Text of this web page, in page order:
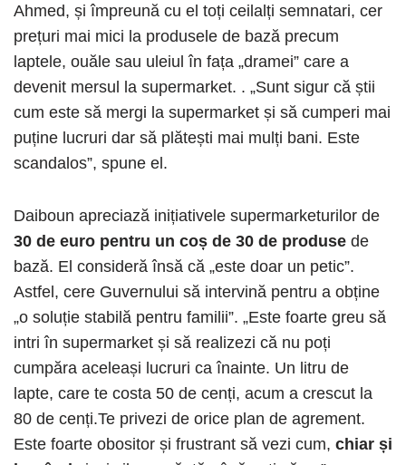
Ahmed, și împreună cu el toți ceilalți semnatari, cer
prețuri mai mici la produsele de bază precum
laptele, ouăle sau uleiul în fața „dramei” care a
devenit mersul la supermarket. . „Sunt sigur că știi
cum este să mergi la supermarket și să cumperi mai
puține lucruri dar să plătești mai mulți bani. Este
scandalos”, spune el.
Daiboun apreciază inițiativele supermarketurilor de
30 de euro pentru un coș de 30 de produse de
bază. El consideră însă că „este doar un petic”.
Astfel, cere Guvernului să intervină pentru a obține
„o soluție stabilă pentru familii”. „Este foarte greu să
intri în supermarket și să realizezi că nu poți
cumpăra aceleași lucruri ca înainte. Un litru de
lapte, care te costa 50 de cenți, acum a crescut la
80 de cenți.Te privezi de orice plan de agrement.
Este foarte obositor și frustrant să vezi cum, chiar și